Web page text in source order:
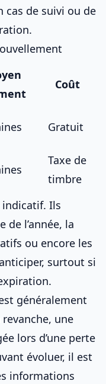
cas de suivi ou de
Coût
Gratuit
Taxe de
timbre
indicatif. Ils
de l’année, la
ou encore les
surtout si
généralement
une
lors d’une perte
évoluer, il est
informations